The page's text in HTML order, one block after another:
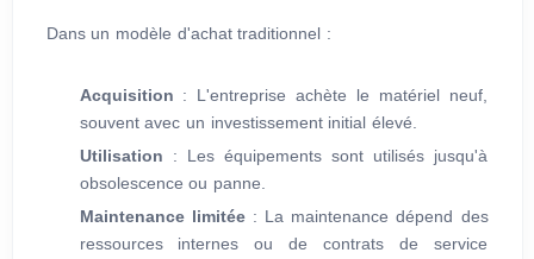
Dans un modèle d'achat traditionnel :
Acquisition : L'entreprise achète le matériel neuf,
souvent avec un investissement initial élevé.
Utilisation : Les équipements sont utilisés jusqu'à
obsolescence ou panne.
Maintenance limitée: La maintenance dépend des
ressources internes ou de contrats de service